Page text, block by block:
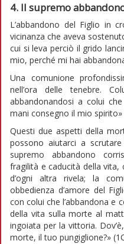
4. Il supremo
L’abbandono del Figlio in
vicinanza che aveva
cui si leva perciò il grido
mio, perché mi hai
Una comunione
nell’ora delle tenebre.
abbandonandosi a colui
mani consegno il mio spirito»
Questi due aspetti della
possono aiutarci a
supremo abbandono
fragilità e caducità della
d’ogni altra rivela; la
obbedienza d’amore del
con colui che l’abbandona e
della vita sulla morte al
ingoiata per la vittoria.
morte, il tuo pungiglione?»